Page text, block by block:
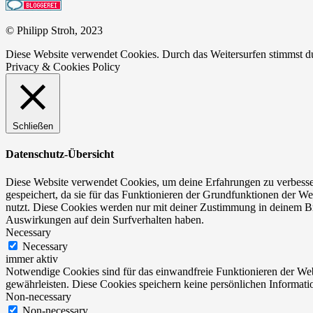
© Philipp Stroh, 2023
Diese Website verwendet Cookies. Durch das Weitersurfen stimmst
Privacy & Cookies Policy
Schließen
Datenschutz-Übersicht
Diese Website verwendet Cookies, um deine Erfahrungen zu
gespeichert, da sie für das Funktionieren der Grundfunktionen der
nutzt. Diese Cookies werden nur mit deiner Zustimmung in deinem
Auswirkungen auf dein Surfverhalten haben.
Necessary
Necessary
immer aktiv
Notwendige Cookies sind für das einwandfreie Funktionieren der
gewährleisten. Diese Cookies speichern keine persönlichen
Non-necessary
Non-necessary